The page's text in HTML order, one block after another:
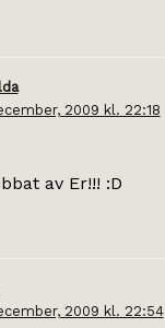
2009 kl. 22:18
av Er!!! :D
2009 kl. 22:54